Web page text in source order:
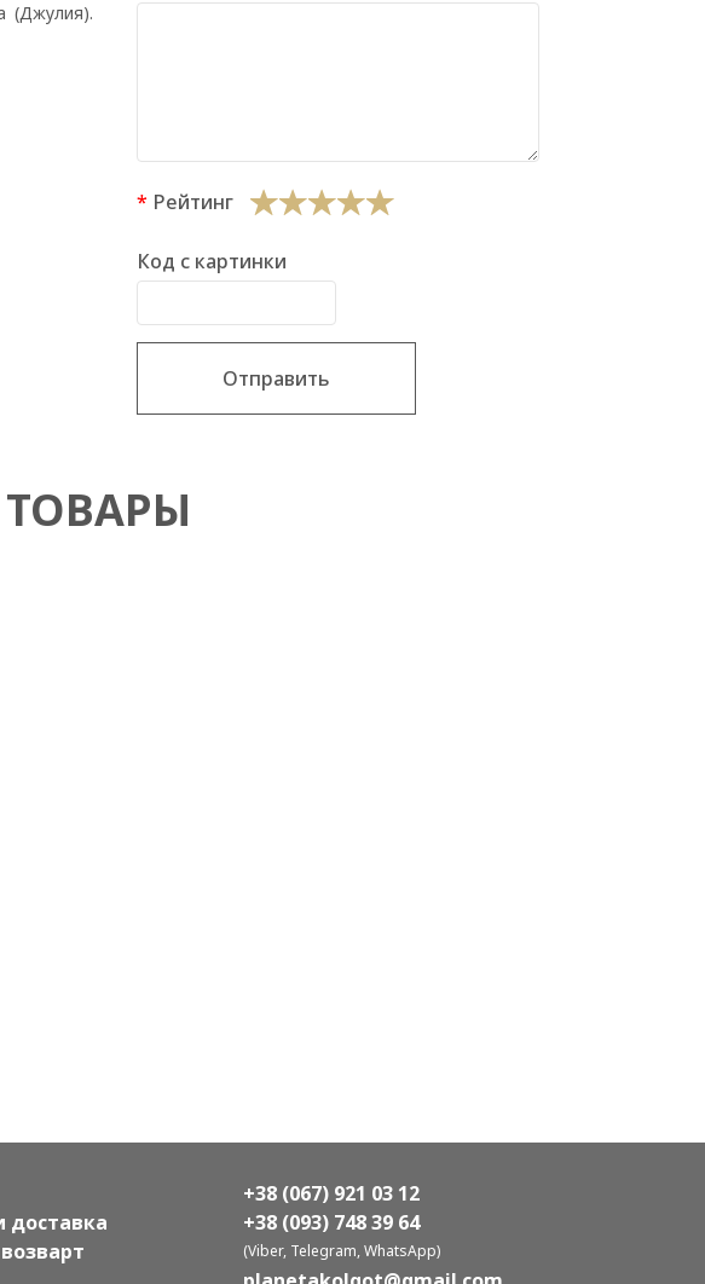
(Джулия).
Рейтинг
Код с картинки
Отправить
доставка
+38 (067) 921 03 12
+38 (093) 748 39 64
(Viber, Telegram, WhatsApp)